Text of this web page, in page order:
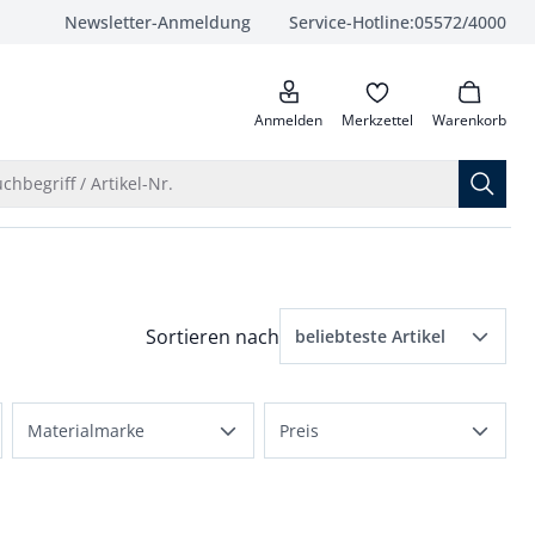
Newsletter-Anmeldung Service-Hotline:05572/4000
anrufen
Anmelden Merkzettel Warenkorb
/ Artikel-Nr.
Menü Sortierung: beliebteste Artikel
Sortieren nach beliebteste Artikel
Preis aufsteigend
Materialmarke Preis